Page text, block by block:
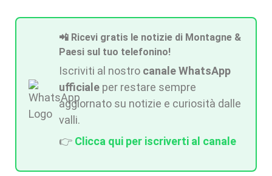
📲 Ricevi gratis le notizie di Montagne &
Paesi sul tuo telefonino!
Iscriviti al nostro canale WhatsApp
ufficiale per restare sempre
aggiornato su notizie e curiosità dalle
valli.
👉 Clicca qui per iscriverti al canale